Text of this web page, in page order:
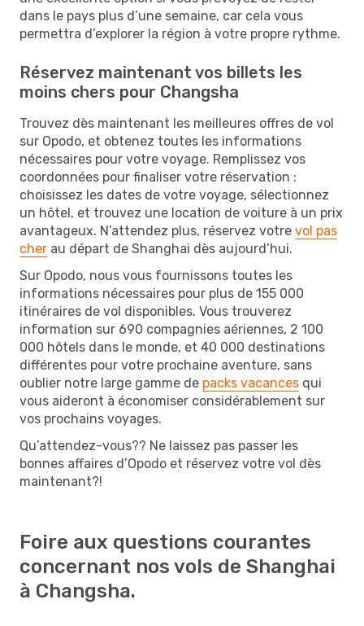
dans le pays plus d’une semaine, car cela vous
permettra d’explorer la région à votre propre rythme.
Réservez maintenant vos billets les
moins chers pour Changsha
Trouvez dès maintenant les meilleures offres de vol
sur Opodo, et obtenez toutes les informations
nécessaires pour votre voyage. Remplissez vos
coordonnées pour finaliser votre réservation :
choisissez les dates de votre voyage, sélectionnez
un hôtel, et trouvez une location de voiture à un prix
avantageux. N’attendez plus, réservez votre vol pas
cher au départ de Shanghai dès aujourd’hui.
Sur Opodo, nous vous fournissons toutes les
informations nécessaires pour plus de 155 000
itinéraires de vol disponibles. Vous trouverez
information sur 690 compagnies aériennes, 2 100
000 hôtels dans le monde, et 40 000 destinations
différentes pour votre prochaine aventure, sans
oublier notre large gamme de packs vacances qui
vous aideront à économiser considérablement sur
vos prochains voyages.
Qu’attendez-vous?? Ne laissez pas passer les
bonnes affaires d’Opodo et réservez votre vol dès
maintenant?!
Foire aux questions courantes
concernant nos vols de Shanghai
à Changsha.